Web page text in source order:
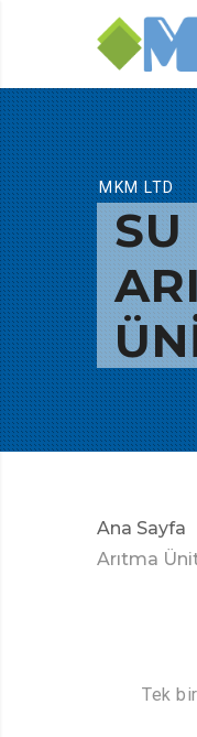
MKM LTD
SU
Ana Sayfa
Arıtma
Tek